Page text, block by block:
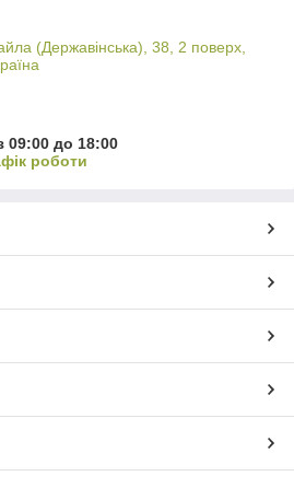
(Державінська), 38, 2 поверх,
09:00 до 18:00
роботи